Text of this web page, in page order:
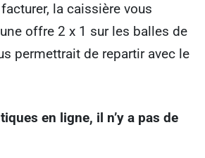
la caissière vous
offre 2 x 1 sur les balles de
permettrait de repartir avec le
en ligne, il n’y a pas de